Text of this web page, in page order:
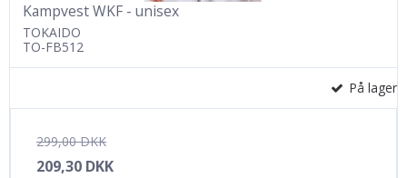
Kampvest WKF - unisex
TOKAIDO
TO-FB512
På lager
299,00 DKK
209,30 DKK